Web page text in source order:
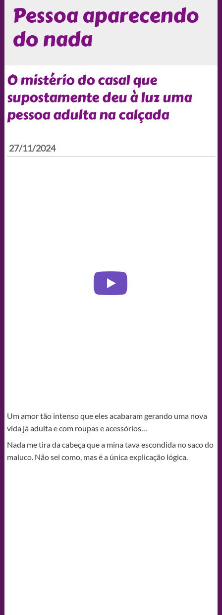
Pessoa aparecendo
do nada
O mistério do casal que
supostamente deu à luz uma
pessoa adulta na calçada
27/11/2024
Um amor tão intenso que eles acabaram gerando uma nova
vida já adulta e com roupas e acessórios…
Nada me tira da cabeça que a mina tava escondida no saco do
maluco. Não sei como, mas é a única explicação lógica.